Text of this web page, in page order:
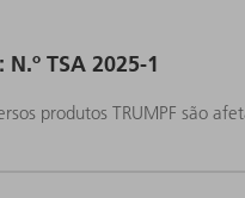
TSA 2025-1
produtos TRUMPF são